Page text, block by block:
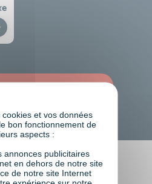
FORMATIONS COURTES
de VISIPLUS
et vos données
bon fonctionnement de
aspects :
annonces publicitaires
en dehors de notre site
de notre site Internet